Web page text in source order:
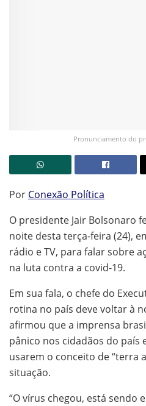
Pronunciamento do
Por Conexão Política
O presidente Jair Bolsonaro
noite desta terça-feira (24),
rádio e TV, para falar sobre
na luta contra a covid-19.
Em sua fala, o chefe do
rotina no país deve voltar à
afirmou que a imprensa
pânico nos cidadãos do
usarem o conceito de “terra
situação.
“O vírus chegou, está sendo